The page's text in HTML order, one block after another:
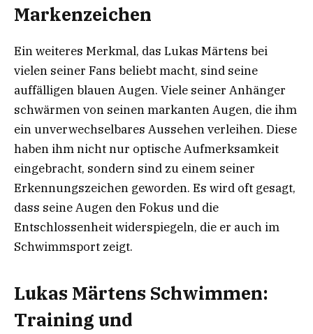
Markenzeichen
Ein weiteres Merkmal, das Lukas Märtens bei
vielen seiner Fans beliebt macht, sind seine
auffälligen blauen Augen. Viele seiner Anhänger
schwärmen von seinen markanten Augen, die ihm
ein unverwechselbares Aussehen verleihen. Diese
haben ihm nicht nur optische Aufmerksamkeit
eingebracht, sondern sind zu einem seiner
Erkennungszeichen geworden. Es wird oft gesagt,
dass seine Augen den Fokus und die
Entschlossenheit widerspiegeln, die er auch im
Schwimmsport zeigt.
Lukas Märtens Schwimmen:
Training und